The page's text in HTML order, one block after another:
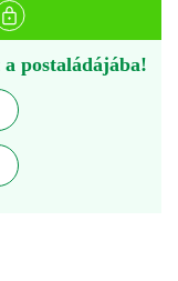
postaládájába!